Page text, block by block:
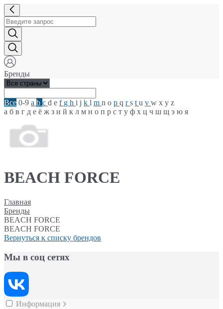
Бренды
Все 0-9 a b c d e f g h i j k l m n o p q rs t u v w x y z
а б в г д е ё ж з и й к л м н о п р с т у ф х ц ч ш щ э ю я
BEACH FORCE
Главная
Бренды
BEACH FORCE
BEACH FORCE
Вернуться к списку брендов
Мы в соц сетях
Информация